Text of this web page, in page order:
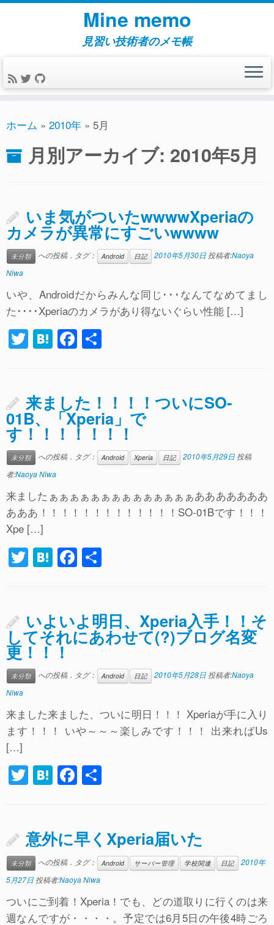
コ
ン
ツ
へ
キ
プ
Mine memo
見習い技術者のメモ帳
ホーム » 2010年 » 5月
月別アーカイブ: 2010年5月
いま気がついたwwwwXperiaの
カメラが異常にすごいwwww
未分類 への投稿．タグ： Android 日記 2010年5月30日 投稿者:Naoya
Niwa
いや、Androidだからみんな同じ･･･なんてなめてまし
た････Xperiaのカメラがあり得ないぐらい性能 […]
T
er
H
n
a
F
e
b
o
o
来ました！！！！ついにSO-
01B、「Xperia」で
す！！！！！！！
未分類 への投稿．タグ： Android Xperia 日記 2010年5月29日 投稿
者:Naoya Niwa
来ましたぁぁぁぁぁぁぁぁぁぁぁぁぁぁあああああああ
あああ！！！！！！！！！！！！！SO-01Bです！！！
Xpe […]
T
wi
er
H
at
n
a
F
a
e
b
o
いよいよ明日、Xperia入手！！そ
してそれにあわせて(?)ブログ名変
更！！！
未分類 への投稿．タグ： Android 日記 2010年5月28日 投稿者:Naoya
Niwa
来ました来ました、ついに明日！！！ Xperiaが手に入り
ます！！！ いや～～～楽しみです！！！ 出来ればUs
[…]
T
er
H
n
a
F
e
b
o
o
k
意外に早くXperia届いた
未分類 への投稿．タグ： Android サーバー管理 学校関連 日記
2010年
5月27日 投稿者:Naoya Niwa
ついにご到着！Xperia！でも、どの道取りに行くのは来
週なんですが・・・・。予定では6月5日の午後4時ごろ